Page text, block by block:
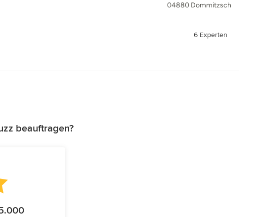
04880 Dommitzsch
6 Experten
beauftragen?